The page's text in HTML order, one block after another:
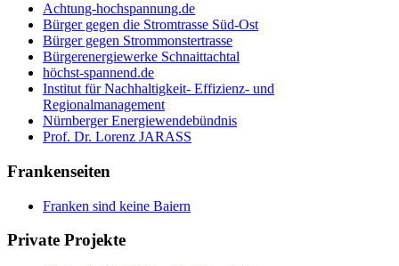
Achtung-hochspannung.de
Bürger gegen die Stromtrasse Süd-Ost
Bürger gegen Strommonstertrasse
Bürgerenergiewerke Schnaittachtal
höchst-spannend.de
Institut für Nachhaltigkeit- Effizienz- und
Regionalmanagement
Nürnberger Energiewendebündnis
Prof. Dr. Lorenz JARASS
Frankenseiten
Franken sind keine Baiern
Private Projekte